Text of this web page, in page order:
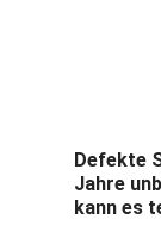
Defekte
Jahre
kann es